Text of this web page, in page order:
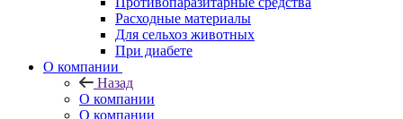
Расходные материалы
Для сельхоз животных
При диабете
О компании
Назад
О компании
О компании